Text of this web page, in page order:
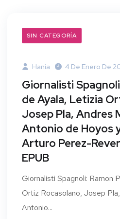
SIN CATEGORÍA
Hania 4 De Enero De
Giornalisti
de Ayala, Letizia
Josep Pla, Andres
Antonio de Hoyos
Arturo Perez-
EPUB
Giornalisti Spagnoli: Ramon
Ortiz Rocasolano, Josep
Antonio...